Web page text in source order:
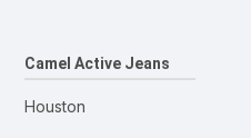
Camel Active Jeans
Houston